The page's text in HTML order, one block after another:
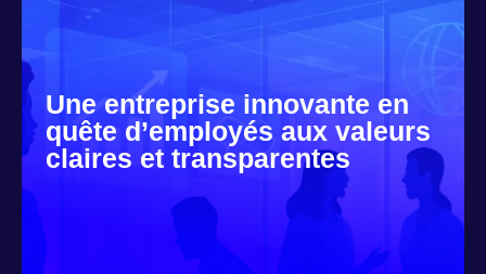
Une entreprise innovante en
quête d’employés aux valeurs
claires et transparentes